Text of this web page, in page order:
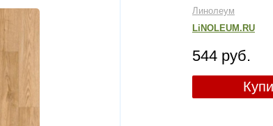
Линолеум
LiNOLEUM.RU
544 руб.